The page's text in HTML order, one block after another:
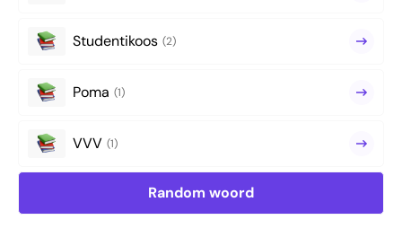
Studentikoos (2)
Poma (1)
VVV (1)
Random woord